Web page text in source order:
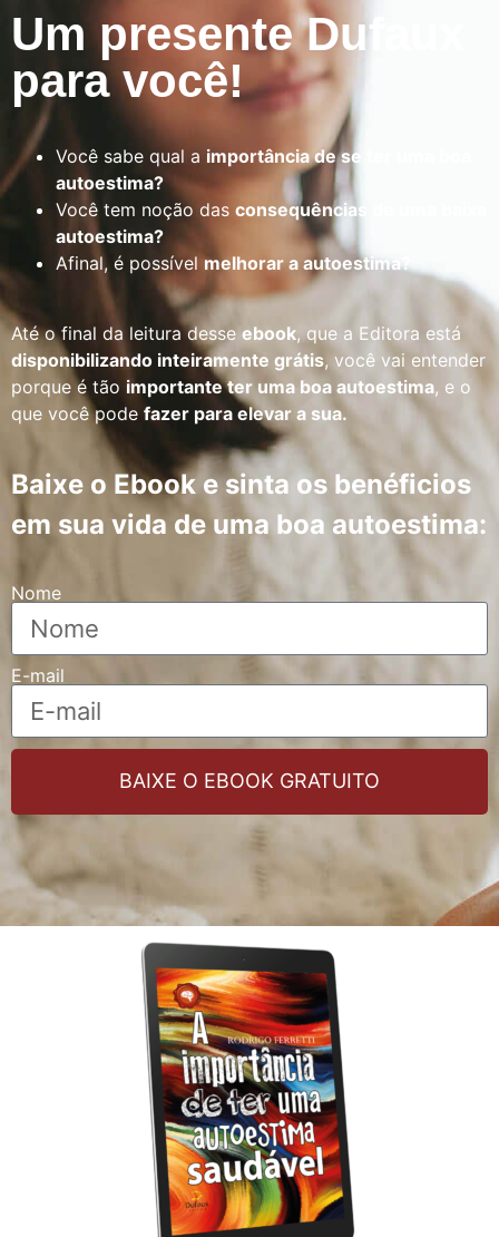
Um presente Dufaux
para você!
Você sabe qual a importância de se ter uma boa
autoestima?
Você tem noção das consequências de uma baixa
autoestima?
Afinal, é possívelmelhorar a autoestima?
Até o final da leitura desseebook, que a Editora está
disponibilizando inteiramente grátis, você vai entender
porque é tão importante ter uma boa autoestima, e o
que você pode fazer para elevar a sua.
Baixe o Ebook e sinta os benéficios
em sua vida de uma boa autoestima:
Nome
E-mail
BAIXE O EBOOK GRATUITO